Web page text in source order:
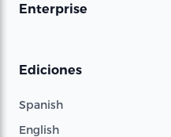
Enterprise
Ediciones
Spanish
English